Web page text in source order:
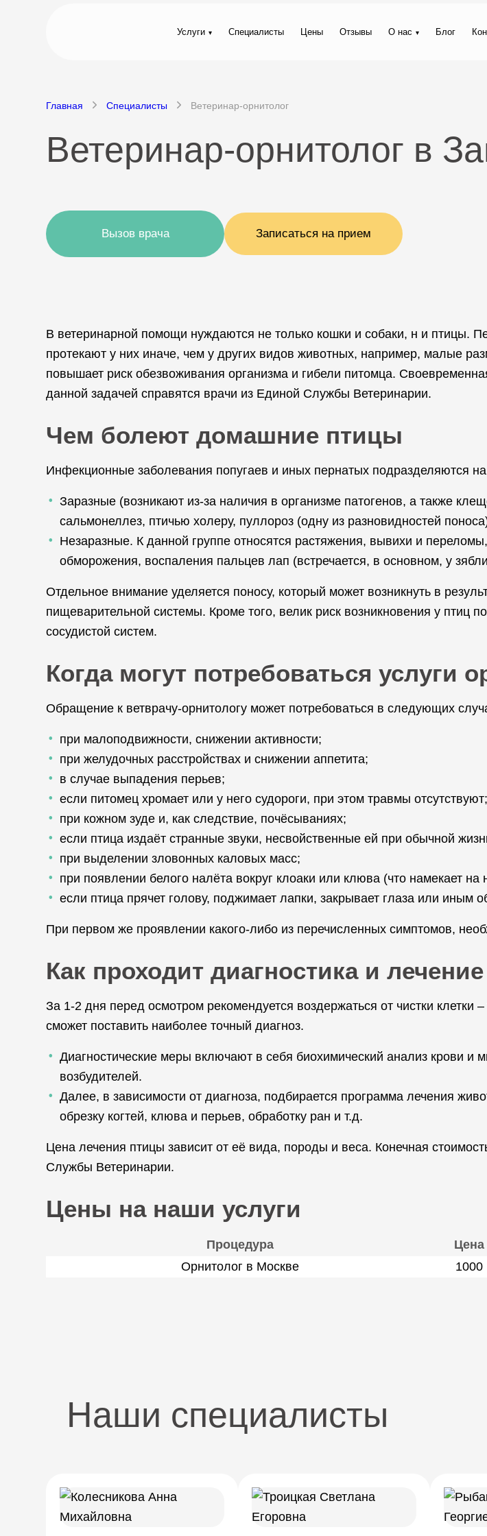
Услуги Специалисты Цены Отзывы О нас Блог
Главная Специалисты Ветеринар-орнитолог
Ветеринар-орнитолог в
Вызов врача Записаться на прием
В ветеринарной помощи нуждаются не только кошки и собаки, н и птицы.
протекают у них иначе, чем у других видов животных, например, малые
повышает риск обезвоживания организма и гибели питомца.
данной задачей справятся врачи из Единой Службы Ветеринарии.
Чем болеют домашние птицы
Инфекционные заболевания попугаев и иных пернатых подразделяются на
Заразные (возникают из-за наличия в организме патогенов, а также
сальмонеллез, птичью холеру, пуллороз (одну из разновидностей
Незаразные. К данной группе относятся растяжения, вывихи и
обморожения, воспаления пальцев лап (встречается, в основном, у
Отдельное внимание уделяется поносу, который может возникнуть в
пищеварительной системы. Кроме того, велик риск возникновения у птиц
сосудистой систем.
Когда могут потребоваться услуги
Обращение к ветврачу-орнитологу может потребоваться в следующих
при малоподвижности, снижении активности;
при желудочных расстройствах и снижении аппетита;
в случае выпадения перьев;
если питомец хромает или у него судороги, при этом травмы отсутствуют;
при кожном зуде и, как следствие, почёсываниях;
если птица издаёт странные звуки, несвойственные ей при обычной
при выделении зловонных каловых масс;
при появлении белого налёта вокруг клоаки или клюва (что намекает на
если птица прячет голову, поджимает лапки, закрывает глаза или иным
При первом же проявлении какого-либо из перечисленных симптомов,
Как проходит диагностика и
За 1-2 дня перед осмотром рекомендуется воздержаться от чистки
сможет поставить наиболее точный диагноз.
Диагностические меры включают в себя биохимический анализ крови и
возбудителей.
Далее, в зависимости от диагноза, подбирается программа лечения
обрезку когтей, клюва и перьев, обработку ран и т.д.
Цена лечения птицы зависит от её вида, породы и веса. Конечная
Службы Ветеринарии.
Цены на наши услуги
Процедура
Цена
Орнитолог в Москве
1000
Наши специалисты